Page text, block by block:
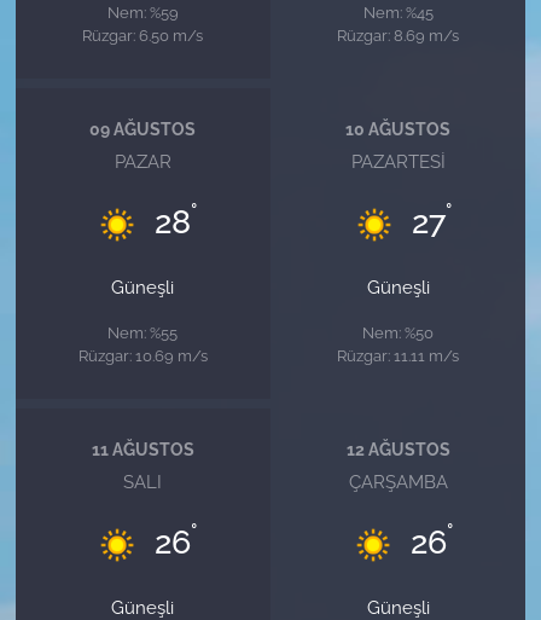
Nem: %59
Rüzgar: 6.50 m/s
Nem: %45
Rüzgar: 8.69 m/s
09 AĞUSTOS
PAZAR
28°
Güneşli
Nem: %55
Rüzgar: 10.69 m/s
10 AĞUSTOS
PAZARTESI
27°
Güneşli
Nem: %50
Rüzgar: 11.11 m/s
11 AĞUSTOS
SALI
26°
Güneşli
12 AĞUSTOS
ÇARŞAMBA
26°
Güneşli